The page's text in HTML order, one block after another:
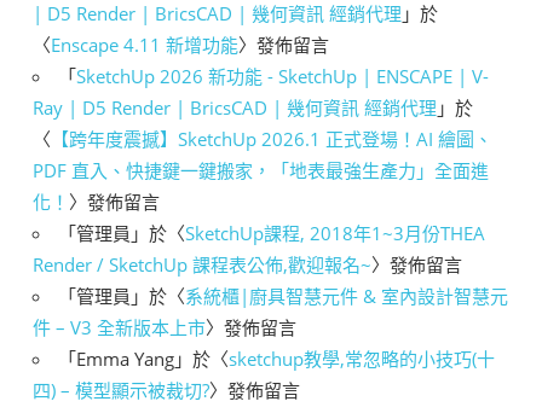
| D5 Render | BricsCAD | 幾何資訊 經銷代理 」於
〈Enscape 4.11 新增功能〉發佈留言
「SketchUp 2026 新功能 - SketchUp | ENSCAPE | V-
Ray | D5 Render | BricsCAD | 幾何資訊 經銷代理 」於
〈 【跨年度震撼】SketchUp 2026.1 正式登場！AI 繪圖、
PDF 直入、快捷鍵一鍵搬家，「地表最強生產力」全面進
化！ 〉發佈留言
「管理員 」於〈SketchUp課程, 2018年1~3月份THEA
Render / SketchUp 課程表公佈,歡迎報名~〉發佈留言
「管理員 」於〈系統櫃|廚具智慧元件 & 室內設計智慧元
件 – V3 全新版本上市〉發佈留言
「Emma Yang 」於〈sketchup教學,常忽略的小技巧(十
四) – 模型顯示被裁切?〉發佈留言